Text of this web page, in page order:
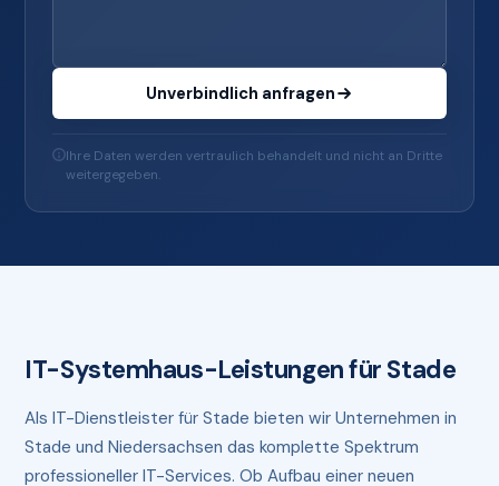
Unverbindlich anfragen
Ihre Daten werden vertraulich behandelt und nicht an Dritte
weitergegeben.
IT-Systemhaus-Leistungen für Stade
Als IT-Dienstleister für Stade bieten wir Unternehmen in
Stade und Niedersachsen das komplette Spektrum
professioneller IT-Services. Ob Aufbau einer neuen